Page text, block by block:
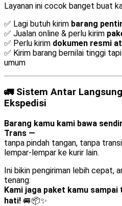
Layanan ini cocok banget buat
✅ Lagi butuh kirim barang
✅ Jualan online & perlu kirim
✅ Perlu kirim dokumen resmi
✅ Kirim barang bernilai tinggi
umum
🚛 Sistem Antar
Ekspedisi
Barang kamu kami bawa
Trans —
tanpa pindah tangan, tanpa
lempar-lempar ke kurir lain.
Ini bikin pengiriman lebih cepat,
tenang.
Kami jaga paket kamu sampai
hati! 🚐📦✨